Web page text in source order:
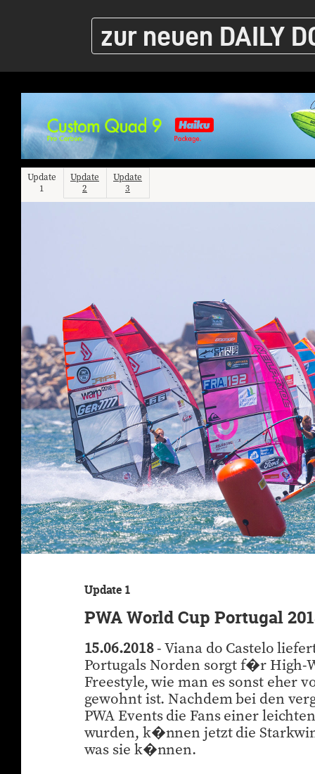
zur neuen DAILY
Update
1
Update
2
Update
3
Update 1
PWA World Cup Portugal
15.06.2018- Viana do Castelo
Portugals Norden sorgt f�r High-
Freestyle, wie man es sonst eher
gewohnt ist. Nachdem bei den
PWA Events die Fans einer
wurden, k�nnen jetzt die
was sie k�nnen.